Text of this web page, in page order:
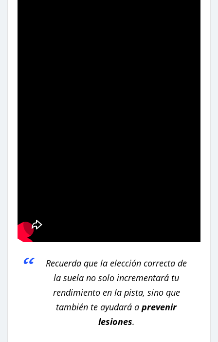
Recuerda que la elección correcta de
la suela no solo incrementará tu
rendimiento en la pista, sino que
también te ayudará a prevenir
lesiones.